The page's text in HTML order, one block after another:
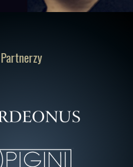
Partnerzy